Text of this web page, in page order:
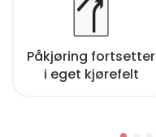
Påkjøring fortsetter
i eget kjørefelt